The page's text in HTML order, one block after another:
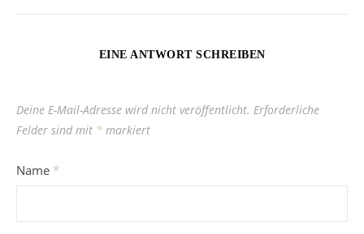
EINE ANTWORT SCHREIBEN
Deine E-Mail-Adresse wird nicht veröffentlicht. Erforderliche
Felder sind mit * markiert
Name *